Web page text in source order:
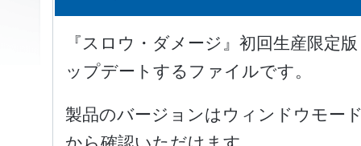
『スロウ・ダメージ』初回生産限定
ップデートするファイルです。
製品のバージョンはウィンドウモー